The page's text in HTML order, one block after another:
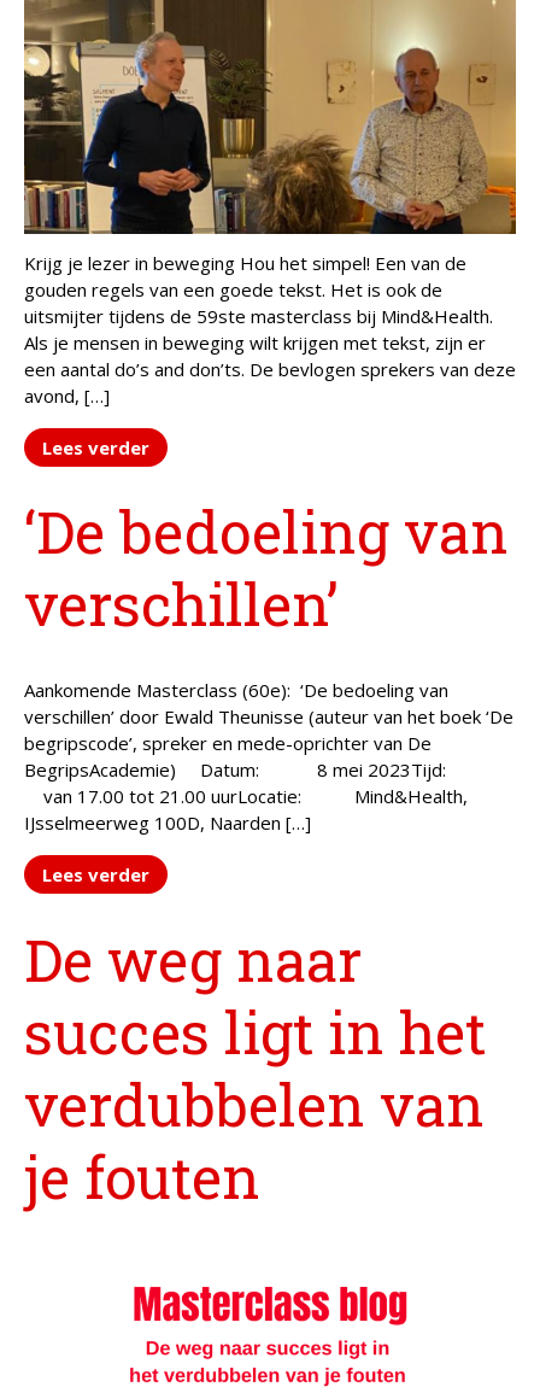
Krijg je lezer in beweging Hou het simpel! Een van de
gouden regels van een goede tekst. Het is ook de
uitsmijter tijdens de 59ste masterclass bij Mind&Health.
Als je mensen in beweging wilt krijgen met tekst, zijn er
een aantal do’s and don’ts. De bevlogen sprekers van deze
avond, […]
Lees verder
‘De bedoeling van
verschillen’
Aankomende Masterclass (60e): ‘De bedoeling van
verschillen’ door Ewald Theunisse (auteur van het boek ‘De
begripscode’, spreker en mede-oprichter van De
BegripsAcademie) Datum: 8 mei 2023Tijd:
van 17.00 tot 21.00 uurLocatie: Mind&Health,
IJsselmeerweg 100D, Naarden […]
Lees verder
De weg naar
succes ligt in het
verdubbelen van
je fouten